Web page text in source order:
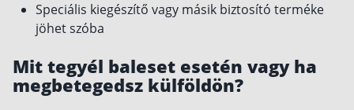
Speciális kiegészítő vagy másik biztosító terméke
jöhet szóba
Mit tegyél baleset esetén vagy ha
megbetegedsz külföldön?